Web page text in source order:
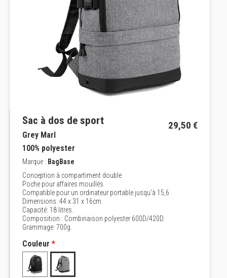
Sac à dos de sport 29,50 €
Grey Marl
100% polyester
Marque : BagBase
Conception à compartiment double
Poche pour affaires mouillés
Compatible pour un ordinateur portable jusqu'à 15,6
Dimensions: 44 x 31 x 16cm.
Capacité: 18 litres.
Composition : Combinaison polyester 600D/420D.
Grammage: 700g.
Couleur *